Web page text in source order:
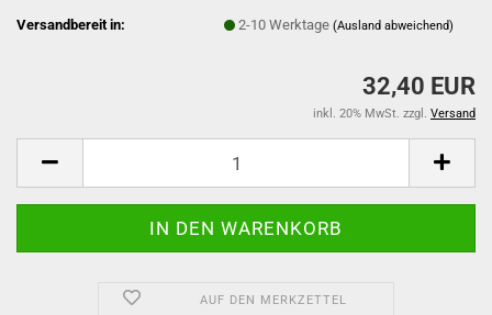
Versandbereit in:
2-10 Werktage(Ausland abweichend)
32,40 EUR
inkl. 20% MwSt. zzgl. Versand
AUF DEN MERKZETTEL